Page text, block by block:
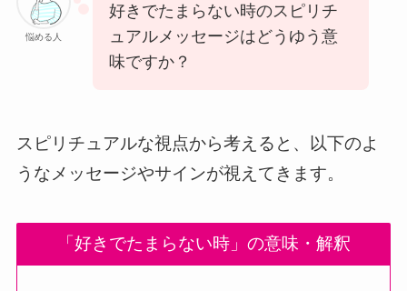
悩める人
好きでたまらない時のスピリチ
ュアルメッセージはどうゆう意
味ですか？
スピリチュアルな視点から考えると、以下のよ
うなメッセージやサインが視えてきます。
「好きでたまらない時」の意味・解釈